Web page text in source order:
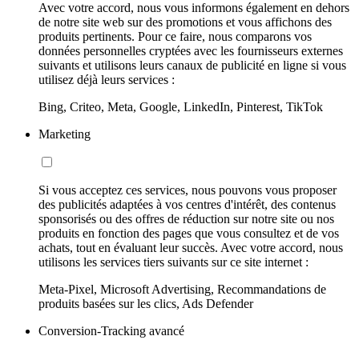
Avec votre accord, nous vous informons également en dehors
de notre site web sur des promotions et vous affichons des
produits pertinents. Pour ce faire, nous comparons vos
données personnelles cryptées avec les fournisseurs externes
suivants et utilisons leurs canaux de publicité en ligne si vous
utilisez déjà leurs services :
Bing, Criteo, Meta, Google, LinkedIn, Pinterest, TikTok
Marketing
Si vous acceptez ces services, nous pouvons vous proposer
des publicités adaptées à vos centres d'intérêt, des contenus
sponsorisés ou des offres de réduction sur notre site ou nos
produits en fonction des pages que vous consultez et de vos
achats, tout en évaluant leur succès. Avec votre accord, nous
utilisons les services tiers suivants sur ce site internet :
Meta-Pixel, Microsoft Advertising, Recommandations de
produits basées sur les clics, Ads Defender
Conversion-Tracking avancé